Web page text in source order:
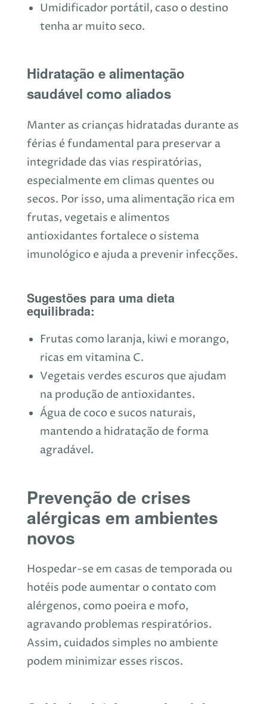
Umidificador portátil, caso o destino
tenha ar muito seco.
Hidratação e alimentação
saudável como aliados
Manter as crianças hidratadas durante as
férias é fundamental para preservar a
integridade das vias respiratórias,
especialmente em climas quentes ou
secos. Por isso, uma alimentação rica em
frutas, vegetais e alimentos
antioxidantes fortalece o sistema
imunológico e ajuda a prevenir infecções.
Sugestões para uma dieta
equilibrada:
Frutas como laranja, kiwi e morango,
ricas em vitamina C.
Vegetais verdes escuros que ajudam
na produção de antioxidantes.
Água de coco e sucos naturais,
mantendo a hidratação de forma
agradável.
Prevenção de crises
alérgicas em ambientes
novos
Hospedar-se em casas de temporada ou
hotéis pode aumentar o contato com
alérgenos, como poeira e mofo,
agravando problemas respiratórios.
Assim, cuidados simples no ambiente
podem minimizar esses riscos.